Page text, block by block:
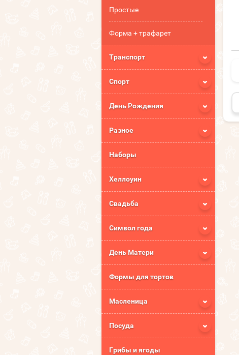
Простые
Форма + трафарет
Транспорт
Спорт
День Рождения
Разное
Наборы
Хеллоуин
Свадьба
Символ года
День Матери
Формы для тортов
Масленица
Посуда
Грибы и ягоды